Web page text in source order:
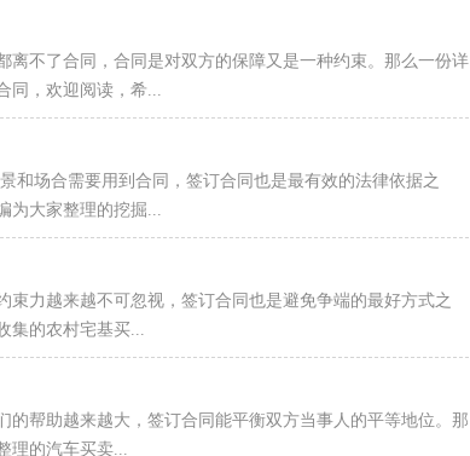
离不了合同，合同是对双方的保障又是一种约束。那么一份详
同，欢迎阅读，希...
和场合需要用到合同，签订合同也是最有效的法律依据之
为大家整理的挖掘...
力越来越不可忽视，签订合同也是避免争端的最好方式之
集的农村宅基买...
帮助越来越大，签订合同能平衡双方当事人的平等地位。那
理的汽车买卖...